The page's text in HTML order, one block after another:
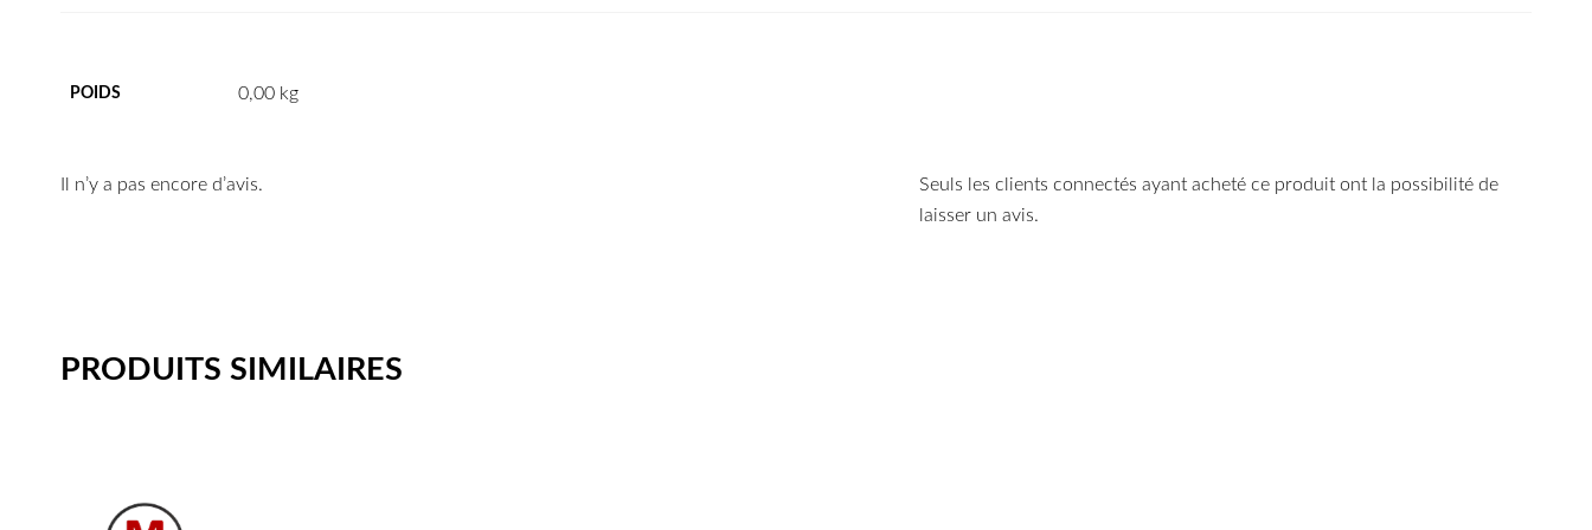
POIDS 0,00 kg
Il n’y a pas encore d’avis.
Seuls les clients connectés ayant acheté ce produit ont la possibilité de
laisser un avis.
PRODUITS SIMILAIRES